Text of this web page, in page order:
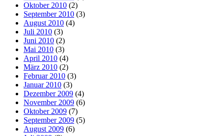
Oktober 2010 (2)
September 2010 (3)
August 2010 (4)
Juli 2010 (3)
Juni 2010 (2)
Mai 2010 (3)
April 2010 (4)
März 2010 (2)
Februar 2010 (3)
Januar 2010 (3)
Dezember 2009 (4)
November 2009 (6)
Oktober 2009 (7)
September 2009 (5)
August 2009 (6)